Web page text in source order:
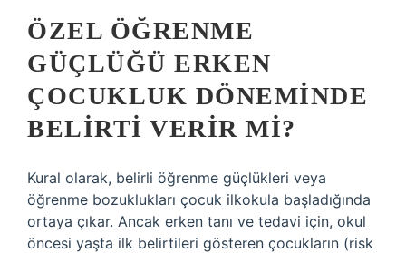
ÖZEL ÖĞRENME
GÜÇLÜĞÜ ERKEN
ÇOCUKLUK DÖNEMINDE
BELIRTI VERIR MI?
Kural olarak, belirli öğrenme güçlükleri veya
öğrenme bozuklukları çocuk ilkokula başladığında
ortaya çıkar. Ancak erken tanı ve tedavi için, okul
öncesi yaşta ilk belirtileri gösteren çocukların (risk